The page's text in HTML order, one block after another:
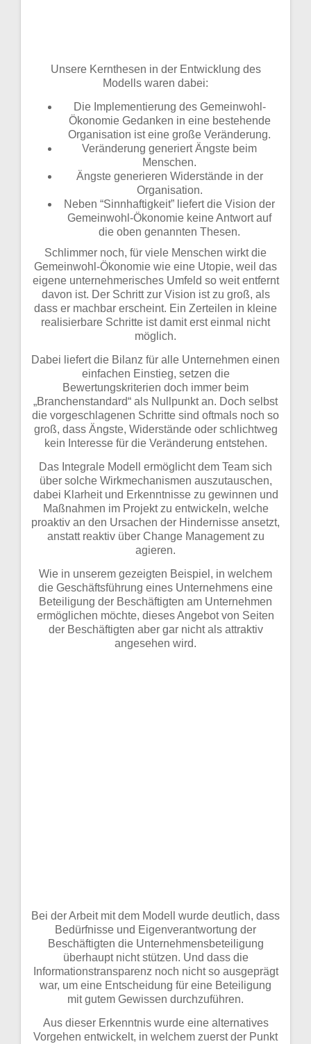
Unsere Kernthesen in der Entwicklung des
Modells waren dabei:
Die Implementierung des Gemeinwohl-
Ökonomie Gedanken in eine bestehende
Organisation ist eine große Veränderung.
Veränderung generiert Ängste beim
Menschen.
Ängste generieren Widerstände in der
Organisation.
Neben “Sinnhaftigkeit” liefert die Vision der
Gemeinwohl-Ökonomie keine Antwort auf
die oben genannten Thesen.
Schlimmer noch, für viele Menschen wirkt die
Gemeinwohl-Ökonomie wie eine Utopie, weil das
eigene unternehmerisches Umfeld so weit entfernt
davon ist. Der Schritt zur Vision ist zu groß, als
dass er machbar erscheint. Ein Zerteilen in kleine
realisierbare Schritte ist damit erst einmal nicht
möglich.
Dabei liefert die Bilanz für alle Unternehmen einen
einfachen Einstieg, setzen die
Bewertungskriterien doch immer beim
„Branchenstandard“ als Nullpunkt an. Doch selbst
die vorgeschlagenen Schritte sind oftmals noch so
groß, dass Ängste, Widerstände oder schlichtweg
kein Interesse für die Veränderung entstehen.
Das Integrale Modell ermöglicht dem Team sich
über solche Wirkmechanismen auszutauschen,
dabei Klarheit und Erkenntnisse zu gewinnen und
Maßnahmen im Projekt zu entwickeln, welche
proaktiv an den Ursachen der Hindernisse ansetzt,
anstatt reaktiv über Change Management zu
agieren.
Wie in unserem gezeigten Beispiel, in welchem
die Geschäftsführung eines Unternehmens eine
Beteiligung der Beschäftigten am Unternehmen
ermöglichen möchte, dieses Angebot von Seiten
der Beschäftigten aber gar nicht als attraktiv
angesehen wird.
Bei der Arbeit mit dem Modell wurde deutlich, dass
Bedürfnisse und Eigenverantwortung der
Beschäftigten die Unternehmensbeteiligung
überhaupt nicht stützen. Und dass die
Informationstransparenz noch nicht so ausgeprägt
war, um eine Entscheidung für eine Beteiligung
mit gutem Gewissen durchzuführen.
Aus dieser Erkenntnis wurde eine alternatives
Vorgehen entwickelt, in welchem zuerst der Punkt